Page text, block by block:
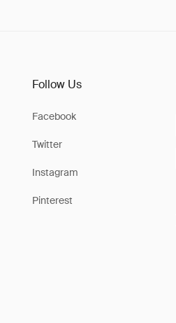
Follow Us
Facebook
Twitter
Instagram
Pinterest